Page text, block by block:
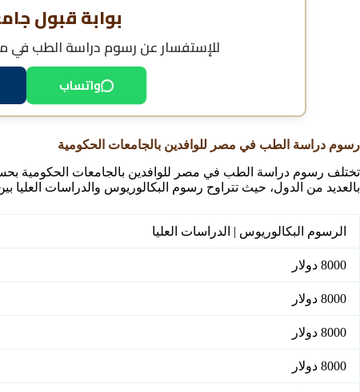
بوابة قبول
للإستفسار عنرسوم دراسة الطب في
واتساب
رسوم دراسة الطب في مصر للوافدين بالجامعات الحكومية
تختلف رسوم دراسة الطب في مصر للوافدين بالجامعات الحكومية
بالعديد من الدول، حيث تتراوح رسوم البكالوريوس والدراسات العليا
الرسوم البكالوريوس | الدراسات العليا
8000 دولار
8000 دولار
8000 دولار
8000 دولار